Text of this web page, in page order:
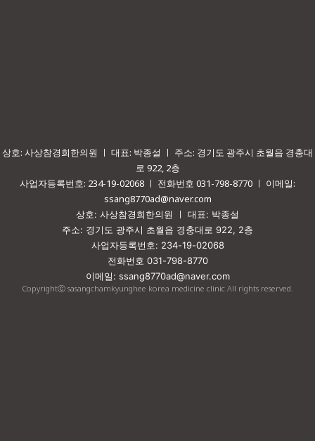
상호: 사상참경희한의원 ㅣ 대표: 박종설 ㅣ 주소: 경기도 광주시 초월읍 경충대
로 922, 2층
사업자등록번호: 234-19-02068 ㅣ 전화번호 031-798-8770 ㅣ 이메일:
ssang8770ad@naver.com
상호: 사상참경희한의원 ㅣ 대표: 박종설
주소: 경기도 광주시 초월읍 경충대로 922, 2층
사업자등록번호: 234-19-02068
전화번호 031-798-8770
이메일: ssang8770ad@naver.com
Copyrightⓒ sasangchamkyunghee korea medicine clinic All rights reserved.